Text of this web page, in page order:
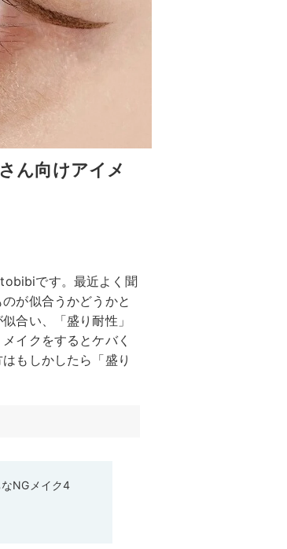
ん向けアイメ
です。最近よく聞
が似合うかどうかと
合い、「盛り耐性」
イクをするとケバく
もしかしたら「盛り
NGメイク4